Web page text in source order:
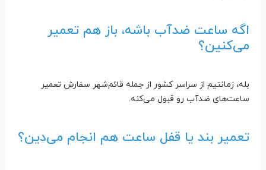
اگه ساعت ضدآب باشه، باز هم تعمیر
می‌کنین؟
بله، زمانتیم از سراسر کشور از جمله قائم‌شهر سفارش تعمیر
ساعت‌های ضدآب رو قبول می‌کنه.
تعمیر بند یا قفل ساعت هم انجام می‌دین؟